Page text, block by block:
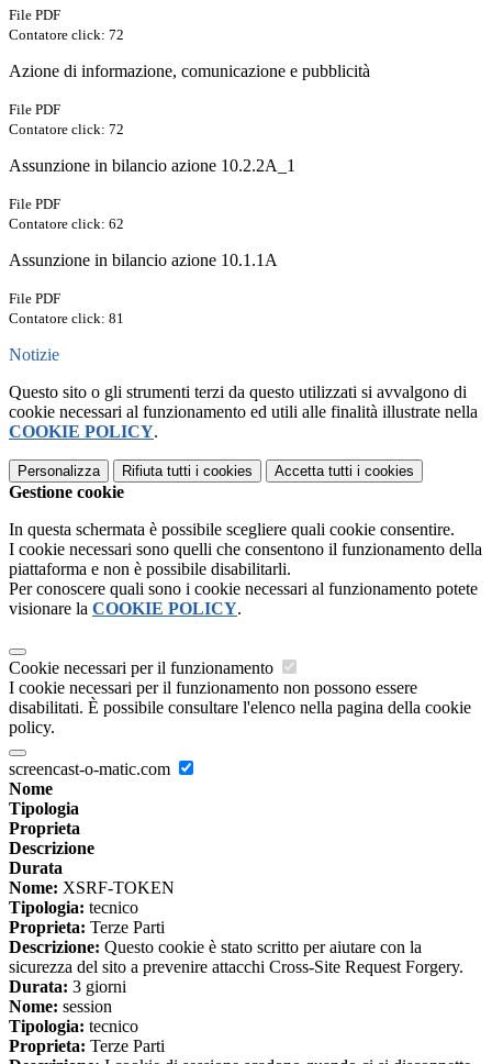
File PDF
Contatore click: 72
Azione di informazione, comunicazione e pubblicità
File PDF
Contatore click: 72
Assunzione in bilancio azione 10.2.2A_1
File PDF
Contatore click: 62
Assunzione in bilancio azione 10.1.1A
File PDF
Contatore click: 81
Notizie
Questo sito o gli strumenti terzi da questo utilizzati si avvalgono di
cookie necessari al funzionamento ed utili alle finalità illustrate nella
COOKIE POLICY.
Personalizza Rifiuta tutti i cookies Accetta tutti i cookies
Gestione cookie
In questa schermata è possibile scegliere quali cookie consentire.
I cookie necessari sono quelli che consentono il funzionamento della
piattaforma e non è possibile disabilitarli.
Per conoscere quali sono i cookie necessari al funzionamento potete
visionare la COOKIE POLICY.
Cookie necessari per il funzionamento
I cookie necessari per il funzionamento non possono essere
disabilitati. È possibile consultare l'elenco nella pagina della cookie
policy.
screencast-o-matic.com
Nome
Tipologia
Proprieta
Descrizione
Durata
Nome: XSRF-TOKEN
Tipologia: tecnico
Proprieta: Terze Parti
Descrizione: Questo cookie è stato scritto per aiutare con la
sicurezza del sito a prevenire attacchi Cross-Site Request Forgery.
Durata: 3 giorni
Nome: session
Tipologia: tecnico
Proprieta: Terze Parti